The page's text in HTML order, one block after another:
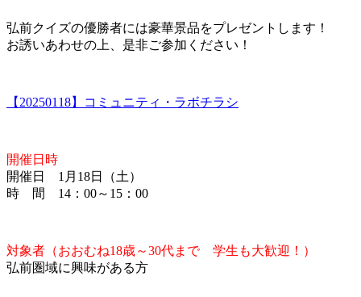
弘前クイズの優勝者には豪華景品をプレゼントします！
お誘いあわせの上、是非ご参加ください！
【20250118】コミュニティ・ラボチラシ
開催日時
開催日 1月18日（土）
時 間 14：00～15：00
対象者（おおむね18歳～30代まで 学生も大歓迎！）
弘前圏域に興味がある方